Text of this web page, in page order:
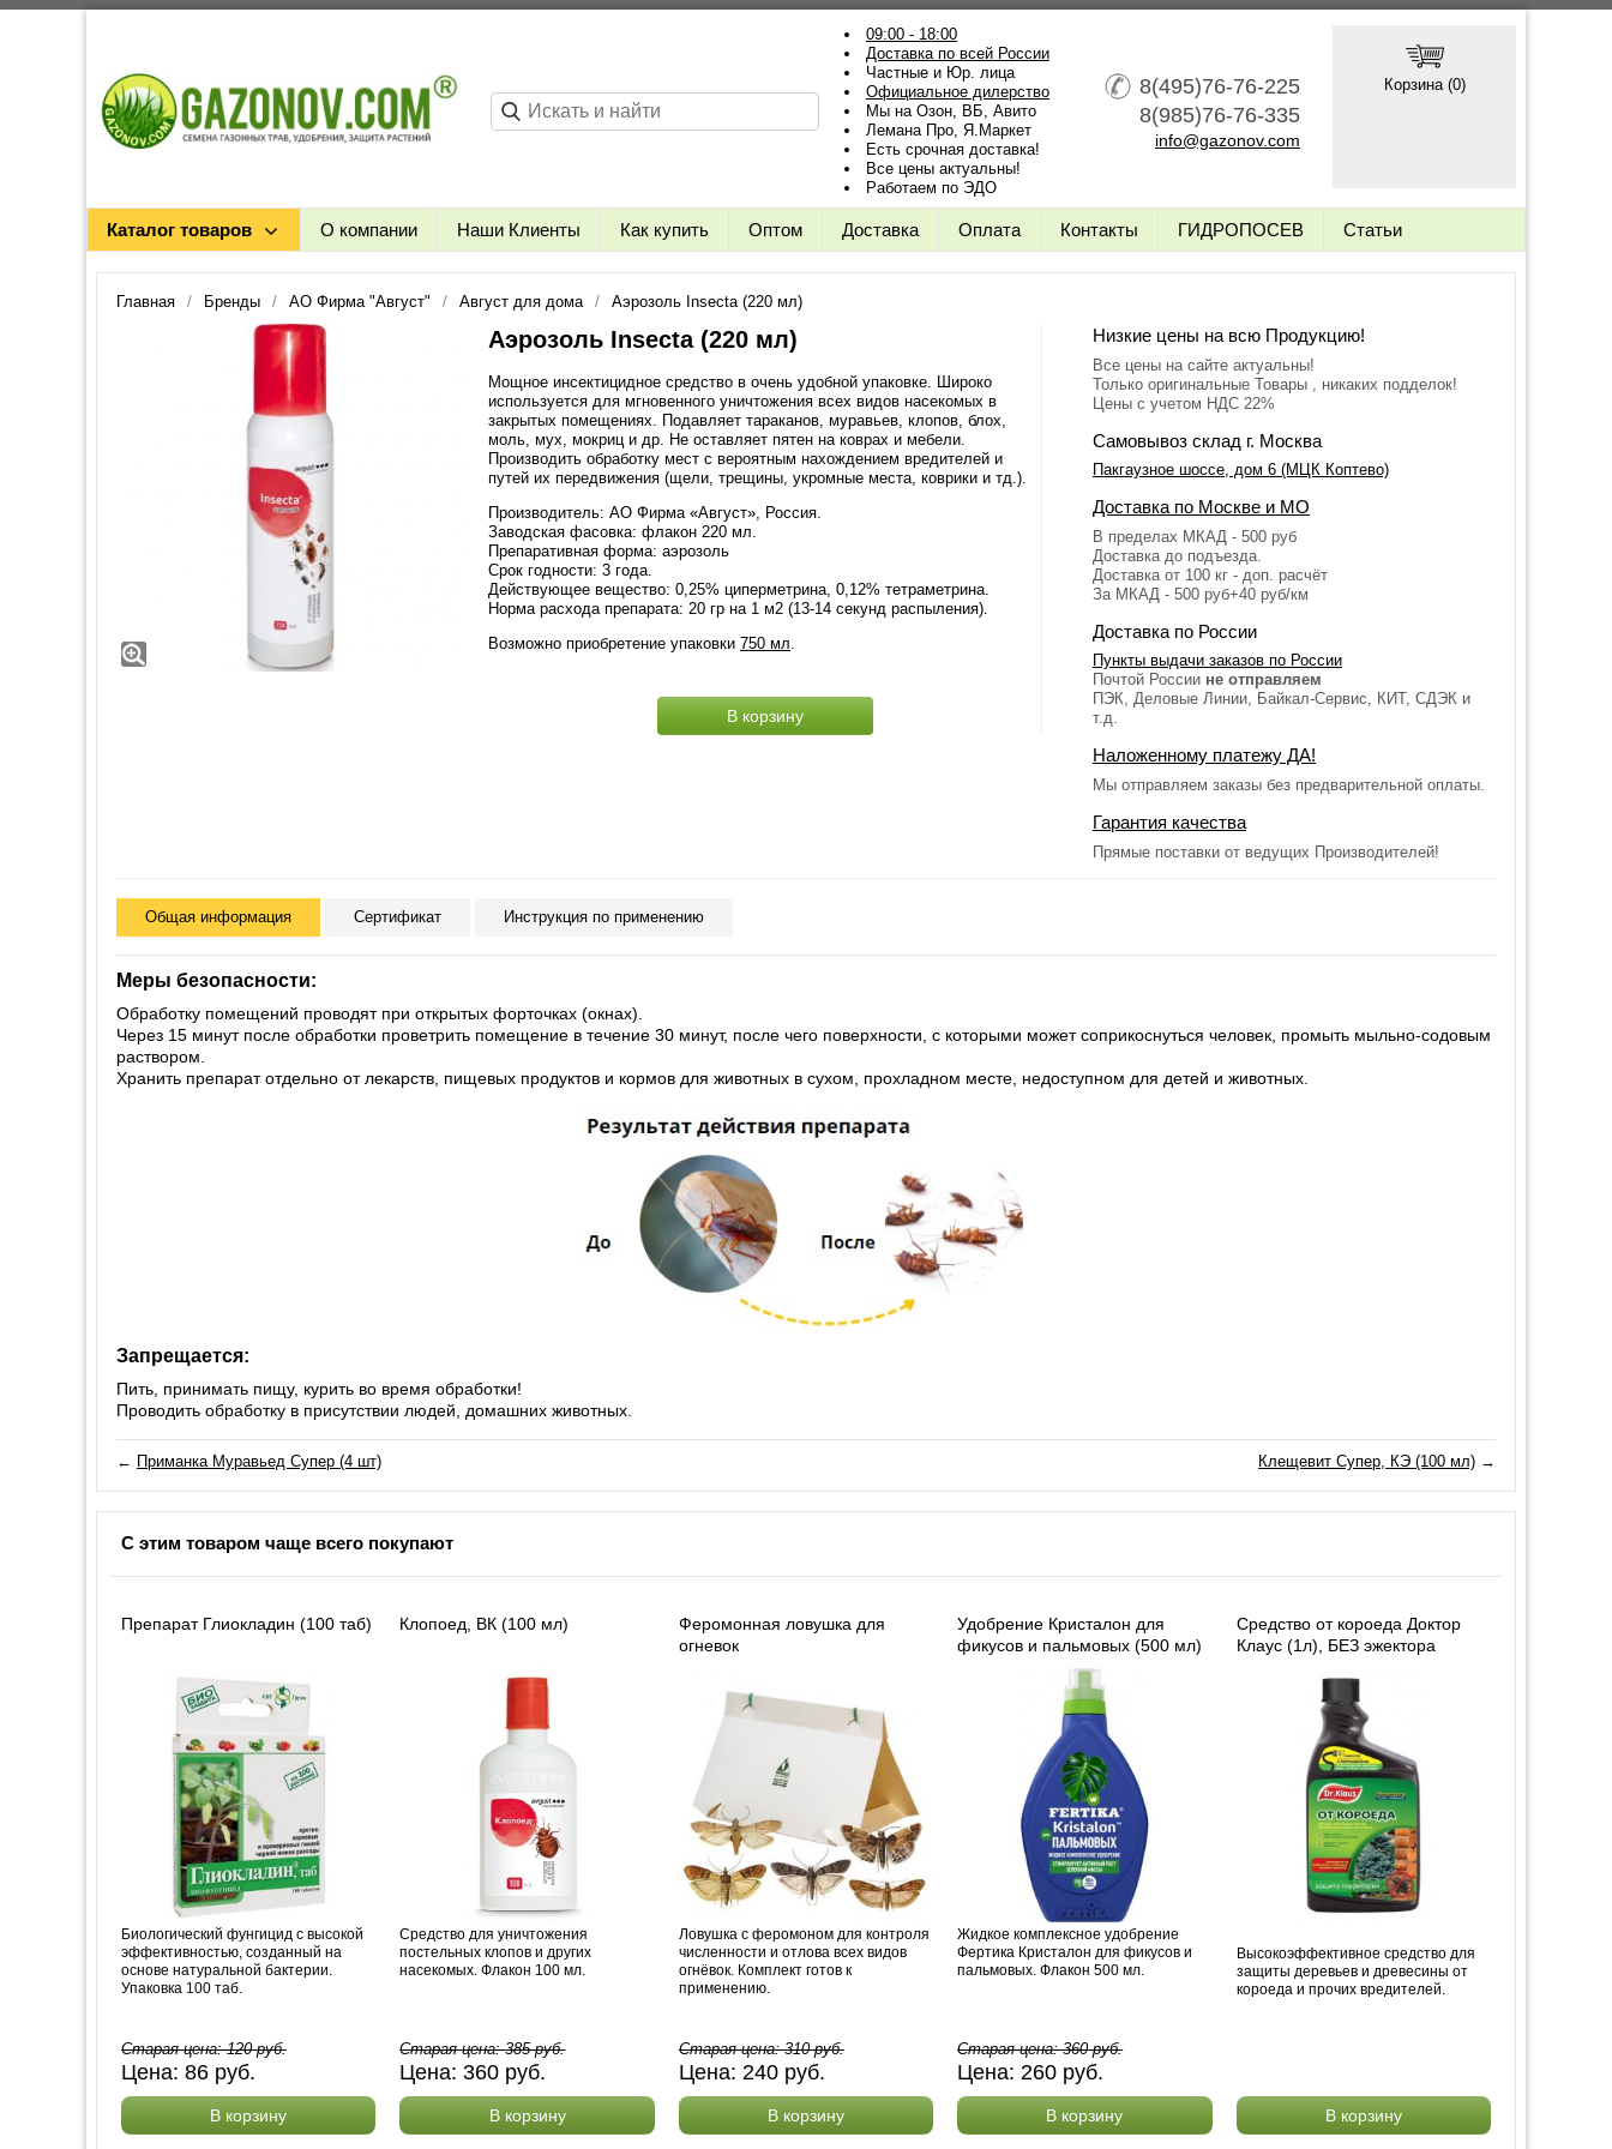
09:00 - 18:00
Доставка по всей России
Частные и Юр. лица
Официальное дилерство
Мы на Озон, ВБ, Авито
Лемана Про, Я.Маркет
Есть срочная доставка!
Все цены актуальны!
Работаем по ЭДО
8(495)76-76-225
8(985)76-76-335
info@gazonov.com
Корзина (0)
Каталог товаров О компании Наши Клиенты Как купить Оптом Доставка Оплата Контакты ГИДРОПОСЕВ Статьи
Главная Бренды АО Фирма "Август" Август для дома Аэрозоль Insecta (220 мл)
Аэрозоль Insecta (220 мл)
Мощное инсектицидное средство в очень удобной упаковке. Широко
используется для мгновенного уничтожения всех видов насекомых в
закрытых помещениях. Подавляет тараканов, муравьев, клопов, блох,
моль, мух, мокриц и др. Не оставляет пятен на коврах и мебели.
Производить обработку мест с вероятным нахождением вредителей и
путей их передвижения (щели, трещины, укромные места, коврики и тд.).
Производитель: АО Фирма «Август», Россия.
Заводская фасовка: флакон 220 мл.
Препаративная форма: аэрозоль
Срок годности: 3 года.
Действующее вещество: 0,25% циперметрина, 0,12% тетраметрина.
Норма расхода препарата: 20 гр на 1 м2 (13-14 секунд распыления).
Возможно приобретение упаковки 750 мл.
В корзину
Низкие цены на всю Продукцию!
Все цены на сайте актуальны!
Только оригинальные Товары , никаких подделок!
Цены с учетом НДС 22%
Самовывоз склад г. Москва
Пакгаузное шоссе, дом 6 (МЦК Коптево)
Доставка по Москве и МО
В пределах МКАД - 500 руб
Доставка до подъезда.
Доставка от 100 кг - доп. расчёт
За МКАД - 500 руб+40 руб/км
Доставка по России
Пункты выдачи заказов по России
Почтой России не отправляем
ПЭК, Деловые Линии, Байкал-Сервис, КИТ, СДЭК и
т.д.
Наложенному платежу ДА!
Мы отправляем заказы без предварительной оплаты.
Гарантия качества
Прямые поставки от ведущих Производителей!
Общая информация Сертификат Инструкция по применению
Меры безопасности:
Обработку помещений проводят при открытых форточках (окнах).
Через 15 минут после обработки проветрить помещение в течение 30 минут, после чего поверхности, с которыми может соприкоснуться человек, промыть мыльно-содовым
раствором.
Хранить препарат отдельно от лекарств, пищевых продуктов и кормов для животных в сухом, прохладном месте, недоступном для детей и животных.
Запрещается:
Пить, принимать пищу, курить во время обработки!
Проводить обработку в присутствии людей, домашних животных.
← Приманка Муравьед Супер (4 шт) Клещевит Супер, КЭ (100 мл) →
С этим товаром чаще всего покупают
Препарат Глиокладин (100 таб)
Биологический фунгицид с высокой
эффективностью, созданный на
основе натуральной бактерии.
Упаковка 100 таб.
Старая цена:120руб.
Цена: 86 руб.
В корзину
Клопоед, ВК (100 мл)
Средство для уничтожения
постельных клопов и других
насекомых. Флакон 100 мл.
Старая цена:385руб.
Цена:360 руб.
В корзину
Феромонная ловушка для
огневок
Ловушка с феромоном для контроля
численности и отлова всех видов
огнёвок. Комплект готов к
применению.
Старая цена:310руб.
Цена: 240руб.
В корзину
Удобрение Кристалон для
фикусов и пальмовых (500 мл)
Жидкое комплексное удобрение
Фертика Кристалон для фикусов и
пальмовых. Флакон 500 мл.
Старая цена:360руб.
Цена:260 руб.
В корзину
Средство от короеда Доктор
Клаус (1л), БЕЗ эжектора
Высокоэффективное средство для
защиты деревьев и древесины от
короеда и прочих вредителей.
В корзину